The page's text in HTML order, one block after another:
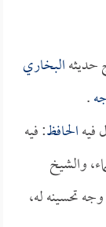
البخاري
.
فيهالحافظ: فيه
والشيخ
تحسينه له،